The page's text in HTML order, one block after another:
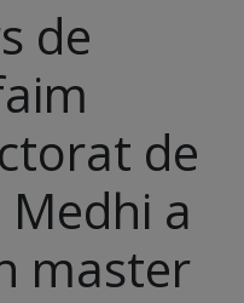
de
de
a
master